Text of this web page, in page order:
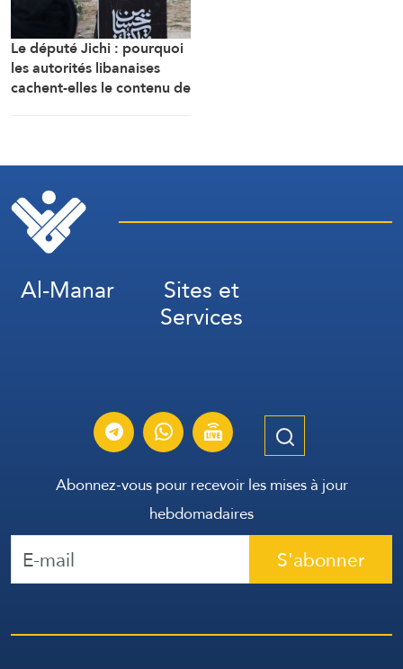
Le député Jichi : pourquoi
les autorités libanaises
cachent-elles le contenu de
Al-Manar Sites et
Services
Abonnez-vous pour recevoir les mises à jour
hebdomadaires
S'abonner